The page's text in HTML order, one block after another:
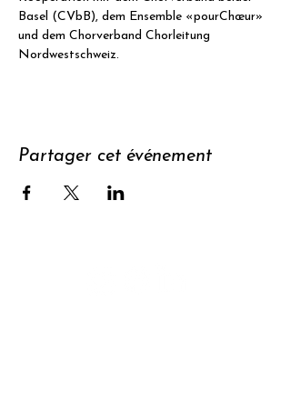
Basel (CVbB), dem Ensemble «pourChœur»
und dem Chorverband Chorleitung
Nordwestschweiz.
Partager cet événement